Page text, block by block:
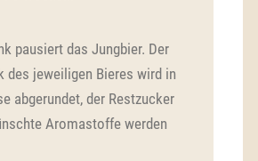
pausiert das Jungbier. Der
des jeweiligen Bieres wird in
abgerundet, der Restzucker
Aromastoffe werden